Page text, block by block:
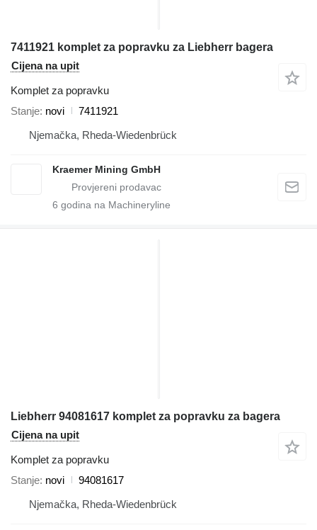
7411921 komplet za popravku za Liebherr bagera
Cijena na upit
Komplet za popravku
Stanje novi
7411921
Njemačka, Rheda-Wiedenbrück
Kraemer Mining GmbH
6 godina na Machineryline
Liebherr 94081617 komplet za popravku za bagera
Cijena na upit
Komplet za popravku
Stanje novi
94081617
Njemačka, Rheda-Wiedenbrück